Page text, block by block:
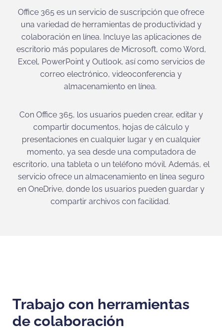
Office 365 es un servicio de suscripción que ofrece
una variedad de herramientas de productividad y
colaboración en línea. Incluye las aplicaciones de
escritorio más populares de Microsoft, como Word,
Excel, PowerPoint y Outlook, así como servicios de
correo electrónico, videoconferencia y
almacenamiento en línea.
Con Office 365, los usuarios pueden crear, editar y
compartir documentos, hojas de cálculo y
presentaciones en cualquier lugar y en cualquier
momento, ya sea desde una computadora de
escritorio, una tableta o un teléfono móvil. Además, el
servicio ofrece un almacenamiento en línea seguro
en OneDrive, donde los usuarios pueden guardar y
compartir archivos con facilidad.
Trabajo con herramientas
de colaboración